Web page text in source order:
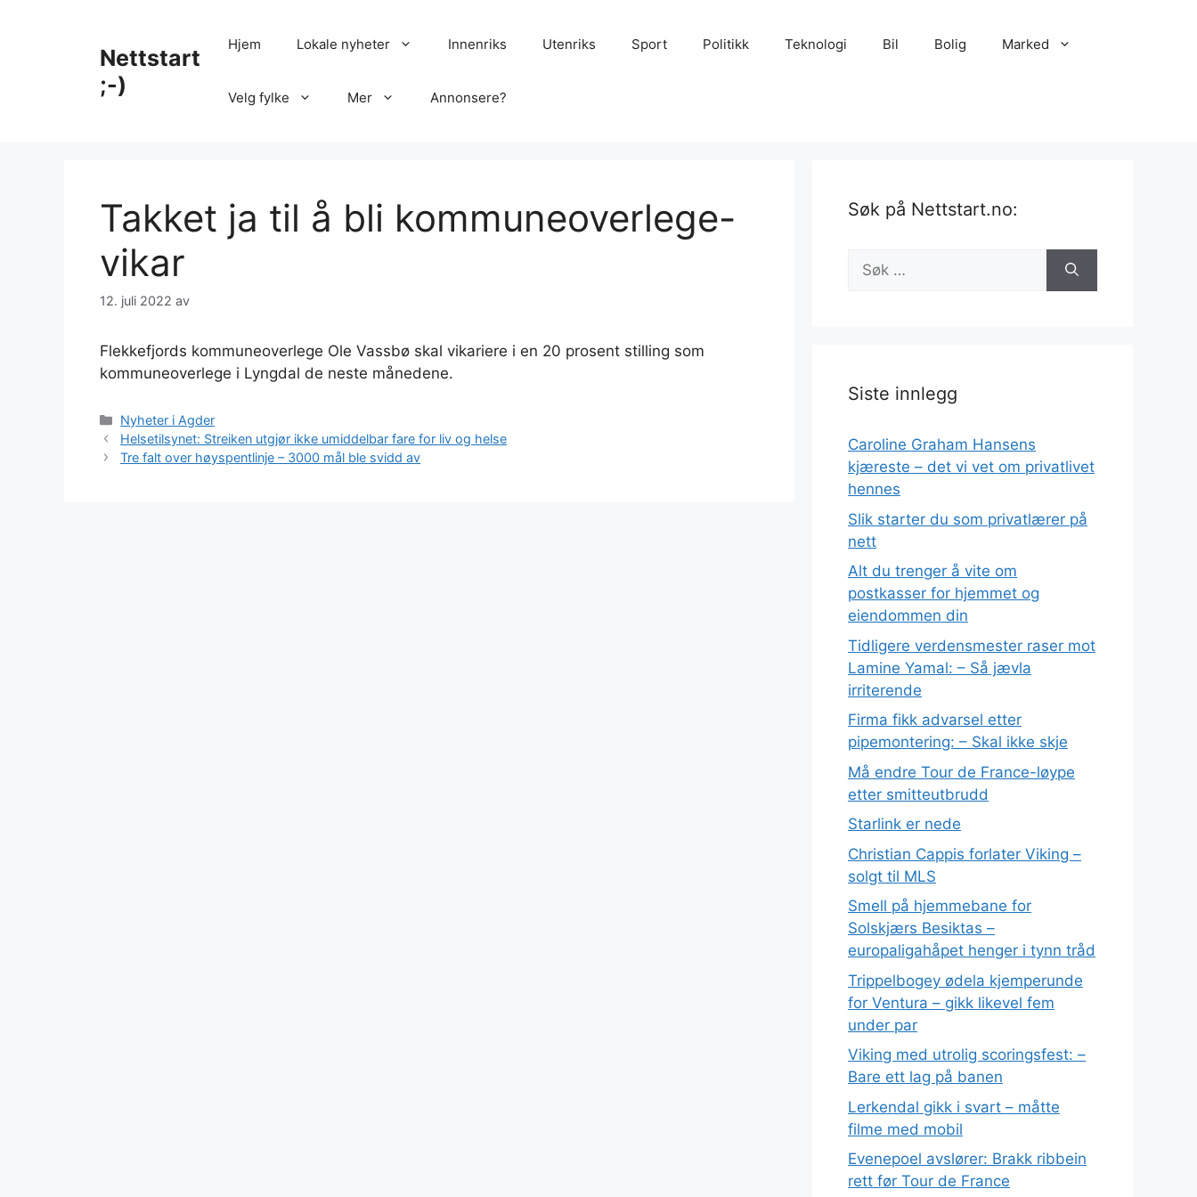
Nettstart
;-)
Hjem Lokale nyheter Innenriks Utenriks Sport Politikk Teknologi Bil Bolig Marked
Velg fylke Mer Annonsere?
Takket ja til å bli kommuneoverlege-
vikar
12. juli 2022 av
Flekkefjords kommuneoverlege Ole Vassbø skal vikariere i en 20 prosent stilling som
kommuneoverlege i Lyngdal de neste månedene.
Kategorier
Nyheter i Agder
Helsetilsynet: Streiken utgjør ikke umiddelbar fare for liv og helse
Tre falt over høyspentlinje – 3000 mål ble svidd av
Søk på Nettstart.no:
Søk
etter:
Siste innlegg
Caroline Graham Hansens
kjæreste – det vi vet om privatlivet
hennes
Slik starter du som privatlærer på
nett
Alt du trenger å vite om
postkasser for hjemmet og
eiendommen din
Tidligere verdensmester raser mot
Lamine Yamal: – Så jævla
irriterende
Firma fikk advarsel etter
pipemontering: – Skal ikke skje
Må endre Tour de France-løype
etter smitteutbrudd
Starlink er nede
Christian Cappis forlater Viking –
solgt til MLS
Smell på hjemmebane for
Solskjærs Besiktas –
europaligahåpet henger i tynn tråd
Trippelbogey ødela kjemperunde
for Ventura – gikk likevel fem
under par
Viking med utrolig scoringsfest: –
Bare ett lag på banen
Lerkendal gikk i svart – måtte
filme med mobil
Evenepoel avslører: Brakk ribbein
rett før Tour de France